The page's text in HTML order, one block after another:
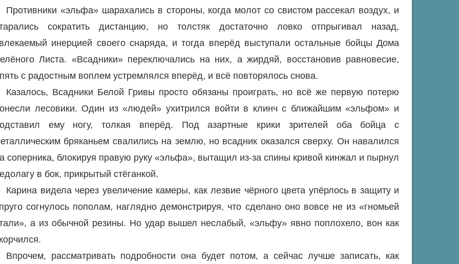
Противники «эльфа» шарахались в стороны, когда молот со свистом рассекал воздух, и
сократить дистанцию, но толстяк достаточно ловко отпрыгивал назад,
инерцией своего снаряда, и тогда вперёд выступали остальные бойцы Дома
Листа. «Всадники» переключались на них, а жирдяй, восстановив равновесие,
с радостным воплем устремлялся вперёд, и всё повторялось снова.
Казалось, Всадники Белой Гривы просто обязаны проиграть, но всё же первую потерю
лесовики. Один из «людей» ухитрился войти в клинч с ближайшим «эльфом» и
ему ногу, толкая вперёд. Под азартные крики зрителей оба бойца с
бряканьем свалились на землю, но всадник оказался сверху. Он навалился
соперника, блокируя правую руку «эльфа», вытащил из-за спины кривой кинжал и пырнул
в бок, прикрытый стёганкой.
Карина видела через увеличение камеры, как лезвие чёрного цвета упёрлось в защиту и
согнулось пополам, наглядно демонстрируя, что сделано оно вовсе не из «гномьей
а из обычной резины. Но удар вышел неслабый, «эльфу» явно поплохело, вон как
Впрочем, рассматривать подробности она будет потом, а сейчас лучше записать, как